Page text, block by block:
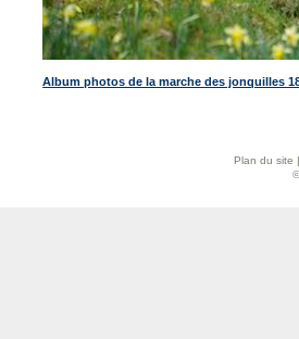
Album photos de la marche des jonquilles
Plan du site